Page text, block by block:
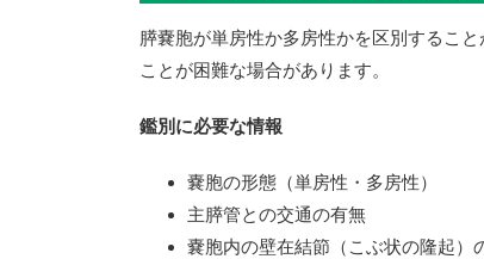
膵嚢胞が単房性か多房性かを区別するこ
ことが困難な場合があります。
鑑別に必要な情報
嚢胞の形態（単房性・多房性）
主膵管との交通の有無
嚢胞内の壁在結節（こぶ状の隆起）